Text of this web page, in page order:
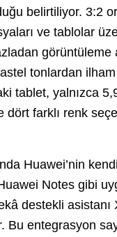
belirtiliyor. 3:2
ve tablolar
görüntüleme
tonlardan ilham
tablet, yalnızca
dört farklı renk
Huawei’nin
Notes gibi
destekli asistanı
Bu entegrasyon